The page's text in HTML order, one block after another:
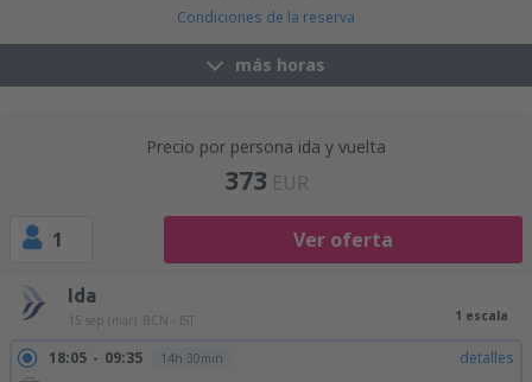
Condiciones de la reserva
más horas
Precio por persona ida y vuelta
373 EUR
1 Ver oferta
Ida
15 sep (mar) BCN - IST 1 escala
18:05 09:35 14h 30min detalles